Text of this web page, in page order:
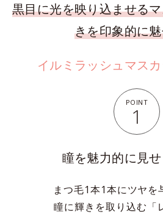
黒目に光を映り込ませる
きを印象的に
イルミラッシュマス
POINT
1
瞳を魅力的に見
まつ毛1本1本にツヤを
瞳に輝きを取り込む「